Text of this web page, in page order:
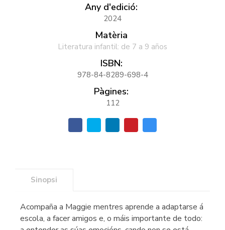
Any d'edició:
2024
Matèria
Literatura infantil: de 7 a 9 años
ISBN:
978-84-8289-698-4
Pàgines:
112
Sinopsi
Acompaña a Maggie mentres aprende a adaptarse á
escola, a facer amigos e, o máis importante de todo: